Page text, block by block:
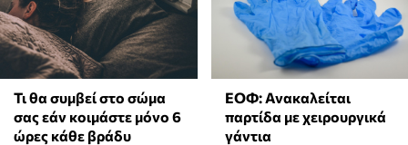
Τι θα συμβεί στο σώμα
σας εάν κοιμάστε μόνο 6
ώρες κάθε βράδυ
ΕΟΦ: Ανακαλείται
παρτίδα με χειρουργικά
γάντια